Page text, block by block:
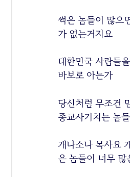
썩은 놈들이 많으
가 없는거지요
대한민국 사람들
바보로 아는가
당신처럼 무조건
종교사기치는 놈
개나소나 목사요
은 놈들이 너무 많